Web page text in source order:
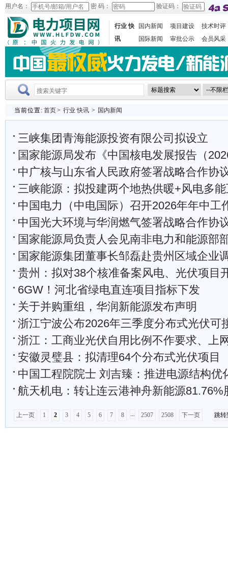
用户名： 密 码： 验证码：
行业 快
讯
国内新闻 项目建设
技术时评
国际新闻
审批公示 会员风采
当前位置: 首页> 行业 快讯 > 国内新闻
三峡集团青海能源投资有限公司拟设立
国家能源局发布《中国核电发展报告（
中广核与山东省人民政府签署战略合作协
三峡能源：拟投建两个地热供暖+风电多能互
中国电力（中电国际）召开2026年年中工
中国光大环境与华润燃气签署战略合作协
国家能源局负责人会见南非电力和能源部
国家能源集团董事长邹磊赴贵州区域企业调研：用绿色新动能守
贵州：拟对38个核准备案风电、光伏项目
6GW！河北省绿电直连项目指标下发
关于并购重组，华润新能源发布声明
浙江宁波公布2026年三季度分布式光伏可接入容量、受限
浙江：工商业光伏自用比例不作要求、上网电量需
安徽灵璧县：拟清理64个分布式光伏项目
中国工程院院士 刘吉臻：推进电源结构优化调整 加快形成绿色低
航天机电：转让连云港神舟新能源81.76%
上一页 1 2 3 4 5 6 7 8 ... 2507 2508 下一页 跳转